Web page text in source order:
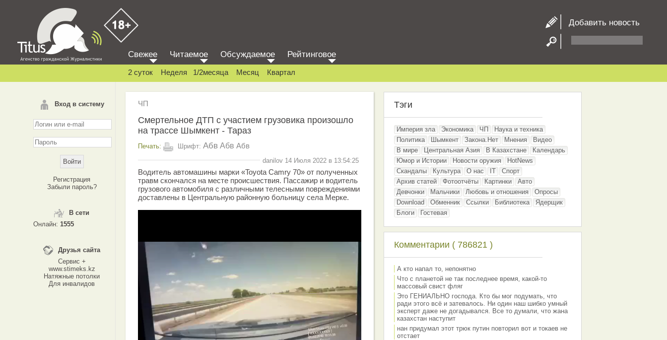
Добавить новость
Вход в систему
Регистрация
Забыли пароль?
В сети
Онлайн: 1555
Друзья сайта
Сервис +
www.stimeks.kz
Натяжные потолки
Для инвалидов
Свежее Читаемое Обсуждаемое Рейтинговое
2 суток Неделя 1/2месяца Месяц Квартал
ЧП
Смертельное ДТП с участием грузовика произошло
на трассе Шымкент - Тараз
Печать: Шрифт: Абв Абв Абв
danilov 14 Июля 2022 в 13:54:25
Водитель автомашины марки «Toyota Camry 70» от полученных
травм скончался на месте происшествия. Пассажир и водитель
грузового автомобиля с различными телесными повреждениями
доставлены в Центральную районную больницу села Мерке.
Тэги
Империя зла Экономика ЧП
Наука и техника
Политика
Шымкент Закона.Нет Мнения
Видео
В мире
Центральная Азия В Казахстане
Календарь
Юмор и Истории
Новости оружия
HotNews
Скандалы
Культура О нас IT
Спорт
Архив статей
Фотоотчёты Картинки
Авто
Девчонки
Мальчики Любовь и отношения
Опросы
Download
Обменник Ссылки Библиотека
Ядерщик
Блоги
Гостевая
Комментарии ( 786821 )
А кто напал то, непонятно
Что с планетой не так последнее время, какой-то
массовый свист фляг
Это ГЕНИАЛЬНО господа. Кто бы мог подумать, что
ради этого всё и затевалось. Ни один наш шибко умный
эксперт даже не догадывался. Все то думали, что жана
казахстан наступит
нан придумал этот трюк путин повторил вот и токаев не
отстает